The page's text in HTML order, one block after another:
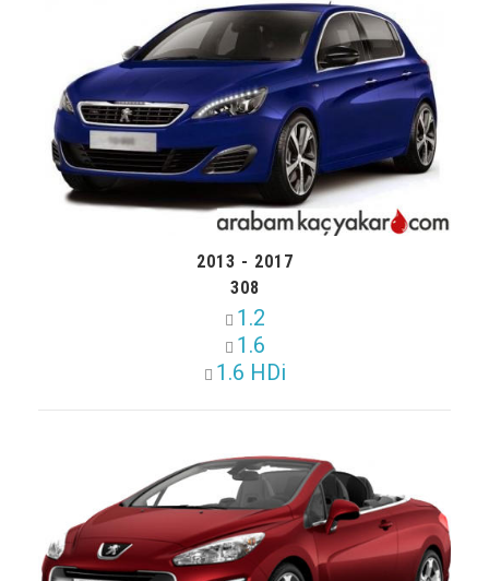
2013 - 2017
308
1.2
1.6
1.6 HDi